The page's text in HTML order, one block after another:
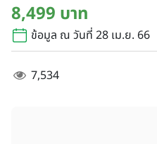
8,499 บาท
ข้อมูล ณ วันที่ 28 เม.ย. 66
7,534